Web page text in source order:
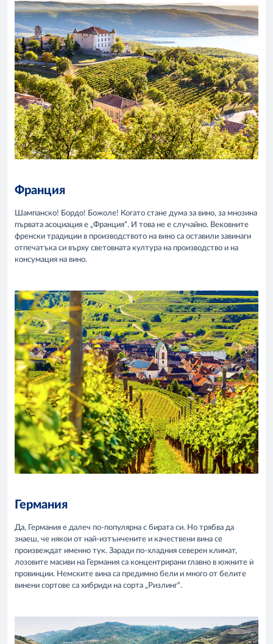
Франция
Шампанско! Бордо! Божоле! Когато стане дума за вино, за мнозина
първата асоциация е „Франция“. И това не е случайно. Вековните
френски традиции в производството на вино са оставили завинаги
отпечатъка си върху световната култура на производство и на
консумация на вино.
Германия
Да, Германия е далеч по-популярна с бирата си. Но трябва да
знаеш, че някои от най-изтънчените и качествени вина се
произвеждат именно тук. Заради по-хладния северен климат,
лозовите масиви на Германия са концентрирани главно в южните ѝ
провинции. Немските вина са предимно бели и много от белите
винени сортове са хибриди на сорта „Ризлинг“.